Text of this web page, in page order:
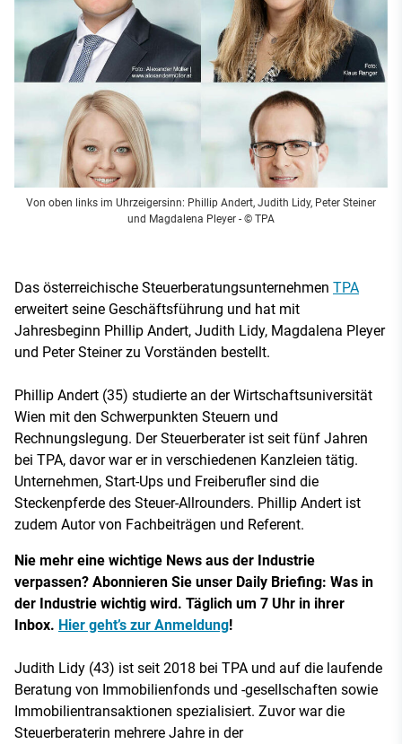
Von oben links im Uhrzeigersinn: Phillip Andert, Judith Lidy, Peter Steiner
und Magdalena Pleyer - © TPA
Das österreichische Steuerberatungsunternehmen TPA
erweitert seine Geschäftsführung und hat mit
Jahresbeginn Phillip Andert, Judith Lidy, Magdalena Pleyer
und Peter Steiner zu Vorständen bestellt.
Phillip Andert (35) studierte an der Wirtschaftsuniversität
Wien mit den Schwerpunkten Steuern und
Rechnungslegung. Der Steuerberater ist seit fünf Jahren
bei TPA, davor war er in verschiedenen Kanzleien tätig.
Unternehmen, Start-Ups und Freiberufler sind die
Steckenpferde des Steuer-Allrounders. Phillip Andert ist
zudem Autor von Fachbeiträgen und Referent.
Nie mehr eine wichtige News aus der Industrie
verpassen? Abonnieren Sie unser Daily Briefing: Was in
der Industrie wichtig wird. Täglich um 7 Uhr in ihrer
Inbox. Hier geht’s zur Anmeldung!
Judith Lidy (43) ist seit 2018 bei TPA und auf die laufende
Beratung von Immobilienfonds und -gesellschaften sowie
Immobilientransaktionen spezialisiert. Zuvor war die
Steuerberaterin mehrere Jahre in der